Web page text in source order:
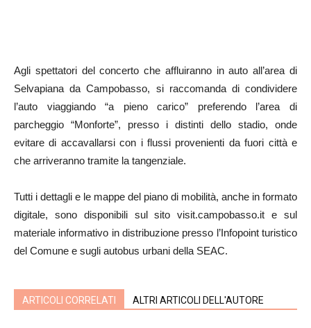
Agli spettatori del concerto che affluiranno in auto all’area di
Selvapiana da Campobasso, si raccomanda di condividere
l’auto viaggiando “a pieno carico” preferendo l’area di
parcheggio “Monforte”, presso i distinti dello stadio, onde
evitare di accavallarsi con i flussi provenienti da fuori città e
che arriveranno tramite la tangenziale.
Tutti i dettagli e le mappe del piano di mobilità, anche in formato
digitale, sono disponibili sul sito visit.campobasso.it e sul
materiale informativo in distribuzione presso l’Infopoint turistico
del Comune e sugli autobus urbani della SEAC.
ARTICOLI CORRELATI ALTRI ARTICOLI DELL'AUTORE